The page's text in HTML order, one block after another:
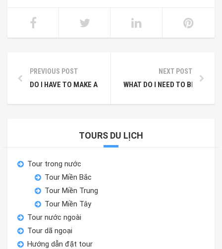
PREVIOUS POST
DO I HAVE TO MAKE A RESERVATION OR CAN I JUST SHOW
NEXT POST
WHAT DO I NEED TO BRING?
TOURS DU LỊCH
Tour trong nước
Tour Miền Bắc
Tour Miền Trung
Tour Miền Tây
Tour nước ngoài
Tour dã ngoại
Hướng dẫn đặt tour